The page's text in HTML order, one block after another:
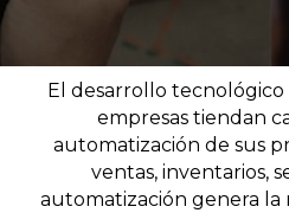
El desarrollo
empresas tiendan
automatización de sus
ventas, inventarios,
automatización genera la